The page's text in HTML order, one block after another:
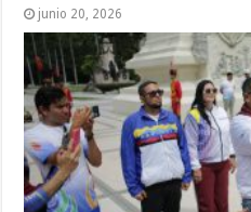
junio 20, 2026